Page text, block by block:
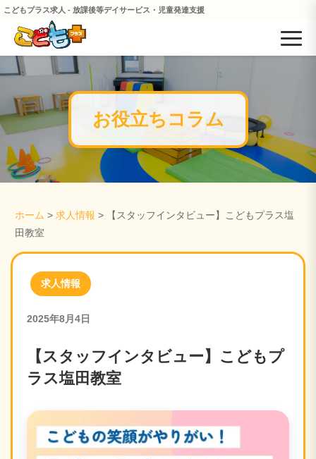
こどもプラス求人 - 放課後等デイサービス・児童発達支援
お役立ちコラム
ホーム > 求人情報 > 【スタッフインタビュー】こどもプラス塩
田教室
求人情報
2025年8月4日
【スタッフインタビュー】こどもプ
ラス塩田教室